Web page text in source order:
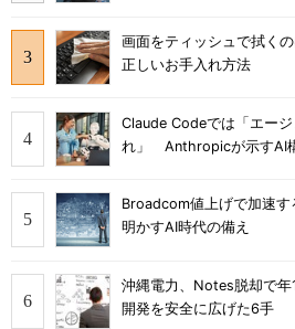
画面をティッシュで拭く
正しいお手入れ方法
Claude Codeでは「エー
れ」 Anthropicが示すAI
Broadcom値上げで加速
明かすAI時代の備え
沖縄電力、Notes脱却で
開発を安全に広げた6手